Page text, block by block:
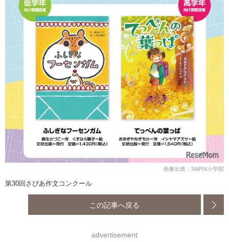
画像出典：SAPIX小学部
第30回さぴあ作文コンクール
この記事へ戻る
advertisement